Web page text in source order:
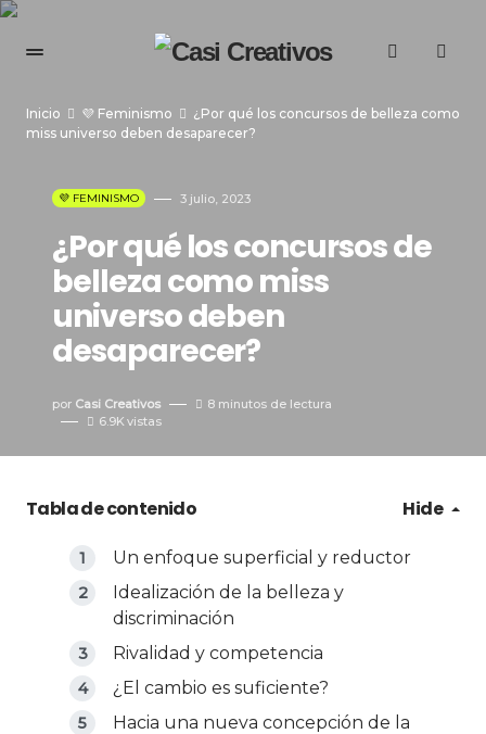
Inicio 💜 Feminismo
¿Por qué los concursos de belleza como
miss universo deben desaparecer?
💜 FEMINISMO 3 julio, 2023
¿Por qué los concursos de
belleza como miss
universo deben
desaparecer?
por Casi Creativos
8 minutos de lectura
6.9Kvistas
Tabla de contenido Hide
Un enfoque superficial y reductor
Idealización de la belleza y
discriminación
Rivalidad y competencia
¿El cambio es suficiente?
Hacia una nueva concepción de la